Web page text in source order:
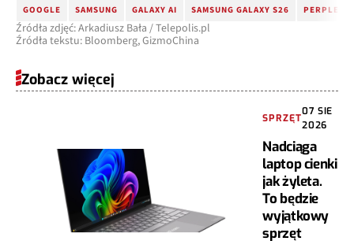
GOOGLE SAMSUNG GALAXY AI SAMSUNG GALAXY S26
Źródła zdjęć: Arkadiusz Bała / Telepolis.pl
Źródła tekstu: Bloomberg, GizmoChina
Zobacz więcej
SPRZĘT
07 SIE
2026
Nadciąga
laptop cienki
jak żyleta.
To będzie
wyjątkowy
sprzęt